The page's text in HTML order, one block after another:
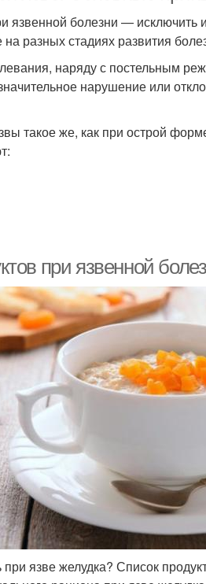
язвенной болезни — исключить
разных стадиях развития
наряду с постельным
нарушение или
такое же, как при острой
при язвенной
язве желудка? Список